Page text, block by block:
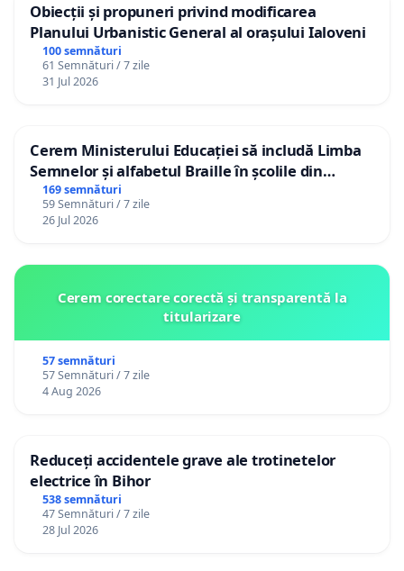
Obiecții și propuneri privind modificarea
Planului Urbanistic General al orașului Ialoveni
100 semnături
61 Semnături / 7 zile
31 Jul 2026
Cerem Ministerului Educației să includă Limba
Semnelor și alfabetul Braille în școlile din
Republica Moldova!
169 semnături
59 Semnături / 7 zile
26 Jul 2026
Cerem corectare corectă și transparentă la
titularizare
57 semnături
57 Semnături / 7 zile
4 Aug 2026
Reduceți accidentele grave ale trotinetelor
electrice în Bihor
538 semnături
47 Semnături / 7 zile
28 Jul 2026